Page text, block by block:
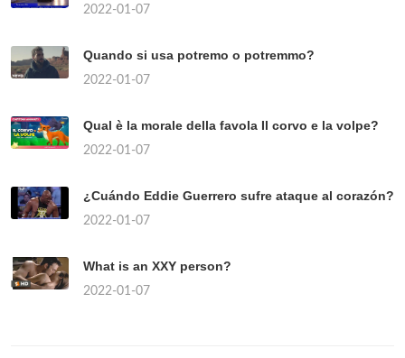
2022-01-07
Quando si usa potremo o potremmo?
2022-01-07
Qual è la morale della favola Il corvo e la volpe?
2022-01-07
¿Cuándo Eddie Guerrero sufre ataque al corazón?
2022-01-07
What is an XXY person?
2022-01-07